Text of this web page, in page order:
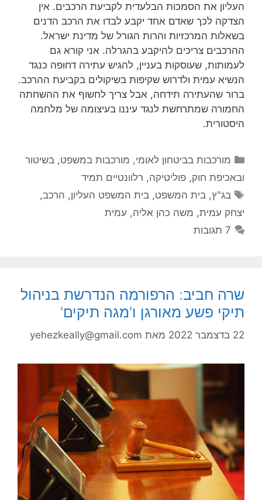
העליון את הסמכות הבלעדית לקביעת הרכבים. אין
הצדקה לכך שאדם אחד יקבע לבדו את הרכב הדנים
בשאלות המרכזיות והרות הגורל של מדינת ישראל.
ההרכבים צריכים להיקבע בהגרלה. אני קורא גם
לעמותות, שעוסקות בעניין, להגיש עתירה דחופה כנגד
הנשיא עמית ולדרוש שקיפות בשיקולים בקביעת ההרכב.
ברור שהעתירה תידחה, אבל צריך לחשוף את ההשחתה
החמורה שמתרחשת לנגד עיננו בעיצומה של מלחמה
היסטורית.
קטגוריות
מורכבות בביטחון לאומי, מורכבות במשפט, בשיטור
ובאכיפת חוק, פוליטיקה, רלוונטיים תמיד
תגיות
בג"ץ,בית המשפט,בית המשפט העליון, הרכב,
יצחק עמית, משה כהן אליה, עמית
7 תגובות
שרה חביב: הרפורמה הנדרשת בניהול
תיקי פשע מאורגן ו'מגה תיקים'
22 בדצמבר 2022 מאת yehezkeally@gmail.com